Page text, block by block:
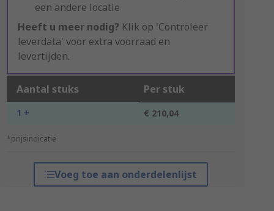
een andere locatie
Heeft u meer nodig? Klik op 'Controleer
leverdata' voor extra voorraad en
levertijden.
Aantal stuks Per stuk
1 + € 210,04
*prijsindicatie
Voeg toe aan onderdelenlijst